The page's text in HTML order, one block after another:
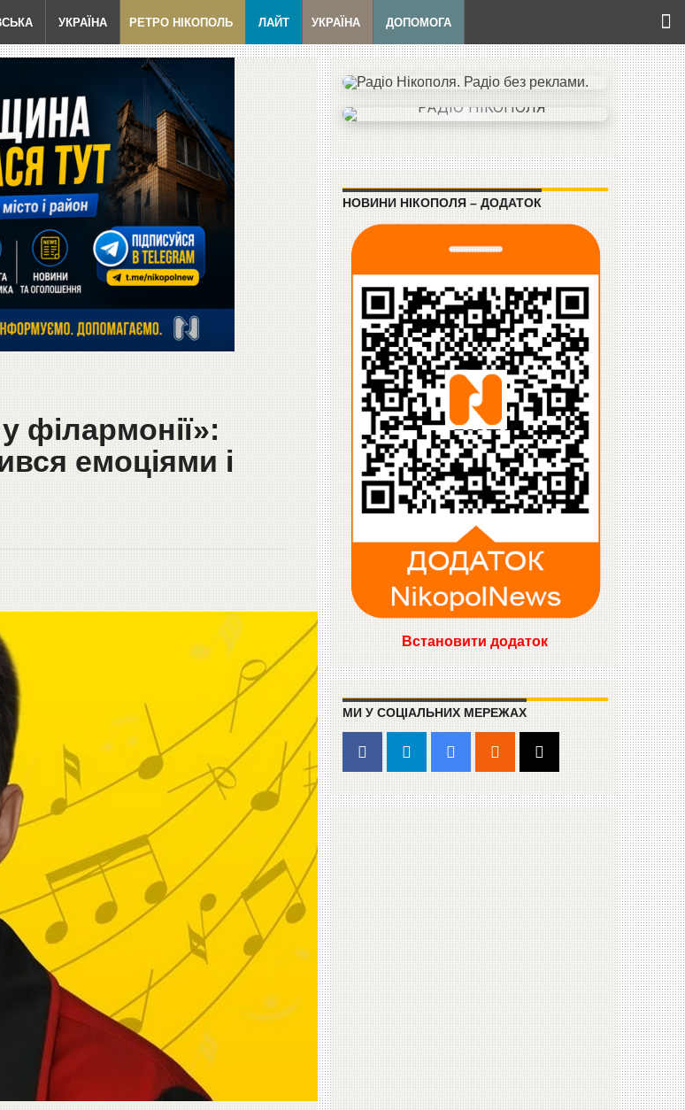
УКРАЇНА РЕТРО НІКОПОЛЬ ЛАЙТ УКРАЇНА ДОПОМОГА
філармонії»:
емоціями і
НОВИНИ НІКОПОЛЯ – ДОДАТОК
Встановити додаток
МИ У СОЦІАЛЬНИХ МЕРЕЖАХ